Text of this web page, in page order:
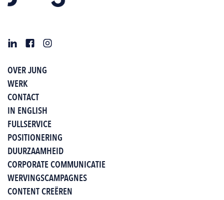
OVER JUNG
WERK
CONTACT
IN ENGLISH
FULLSERVICE
POSITIONERING
DUURZAAMHEID
CORPORATE COMMUNICATIE
WERVINGSCAMPAGNES
CONTENT CREËREN